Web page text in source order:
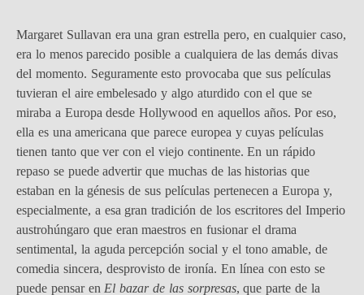
Margaret Sullavan era una gran estrella pero, en cualquier caso,
era lo menos parecido posible a cualquiera de las demás divas
del momento. Seguramente esto provocaba que sus películas
tuvieran el aire embelesado y algo aturdido con el que se
miraba a Europa desde Hollywood en aquellos años. Por eso,
ella es una americana que parece europea y cuyas películas
tienen tanto que ver con el viejo continente. En un rápido
repaso se puede advertir que muchas de las historias que
estaban en la génesis de sus películas pertenecen a Europa y,
especialmente, a esa gran tradición de los escritores del Imperio
austrohúngaro que eran maestros en fusionar el drama
sentimental, la aguda percepción social y el tono amable, de
comedia sincera, desprovisto de ironía. En línea con esto se
puede pensar en El bazar de las sorpresas, que parte de la